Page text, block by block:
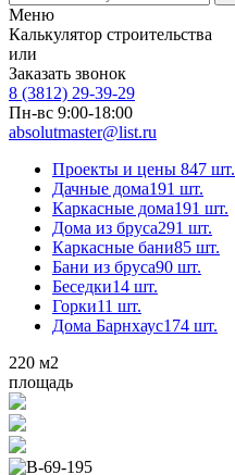
Меню
Калькулятор строительства
или
Заказать звонок
8 (3812) 29-39-29
Пн-вс 9:00-18:00
absolutmaster@list.ru
Проекты и цены 847 шт.
Дачные дома191 шт.
Каркасные дома191 шт.
Дома из бруса291 шт.
Каркасные бани85 шт.
Бани из бруса90 шт.
Беседки14 шт.
Горки11 шт.
Дома Барнхаус174 шт.
220 м2
площадь